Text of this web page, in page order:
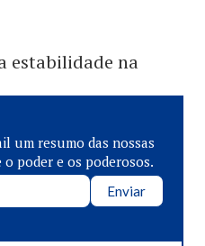
estabilidade na
um resumo das nossas
poder e os poderosos.
Enviar